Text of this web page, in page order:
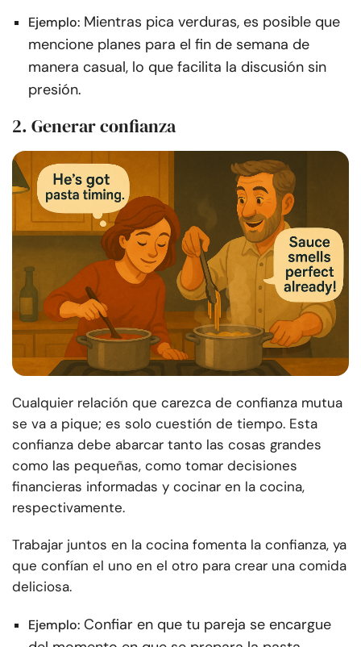
Ejemplo: Mientras pica verduras, es posible que
mencione planes para el fin de semana de
manera casual, lo que facilita la discusión sin
presión.
2. Generar confianza
Cualquier relación que carezca de confianza mutua
se va a pique; es solo cuestión de tiempo. Esta
confianza debe abarcar tanto las cosas grandes
como las pequeñas, como tomar decisiones
financieras informadas y cocinar en la cocina,
respectivamente.
Trabajar juntos en la cocina fomenta la confianza, ya
que confían el uno en el otro para crear una comida
deliciosa.
Ejemplo: Confiar en que tu pareja se encargue